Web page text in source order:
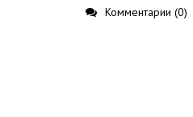
Комментарии (0)